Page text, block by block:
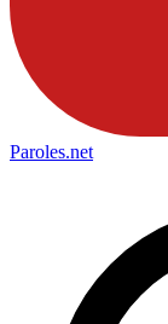
Paroles.net